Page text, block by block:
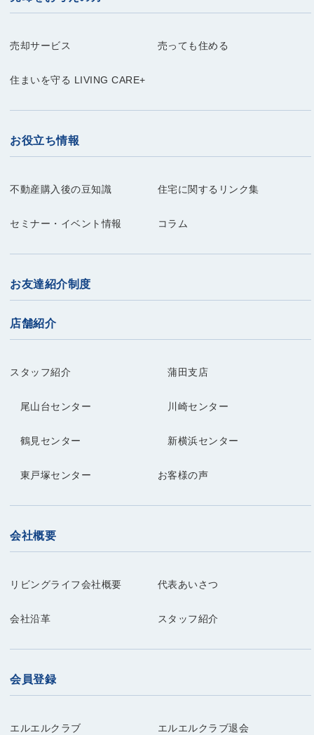
売却サービス 売っても住める
住まいを守る LIVING CARE+
お役立ち情報
不動産購入後の豆知識 住宅に関するリンク集
セミナー・イベント情報 コラム
お友達紹介制度
店舗紹介
スタッフ紹介 蒲田支店
尾山台センター 川崎センター
鶴見センター 新横浜センター
東戸塚センター お客様の声
会社概要
リビングライフ会社概要 代表あいさつ
会社沿革 スタッフ紹介
会員登録
エルエルクラブ エルエルクラブ退会